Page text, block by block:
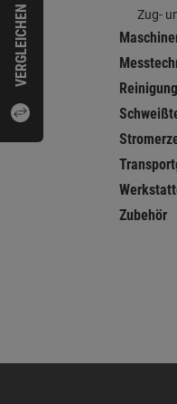
VERGLEICHEN
Zug-
Zubehör